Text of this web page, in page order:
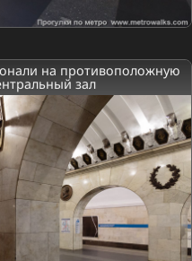
на противоположную
зал